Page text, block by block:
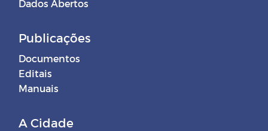
Dados Abertos
Publicações
Documentos
Editais
Manuais
A Cidade